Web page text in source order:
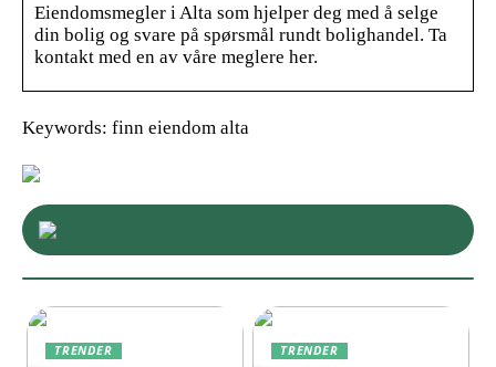
Eiendomsmegler i Alta som hjelper deg med å selge
din bolig og svare på spørsmål rundt bolighandel. Ta
kontakt med en av våre meglere her.
Keywords: finn eiendom alta
TRENDER TRENDER